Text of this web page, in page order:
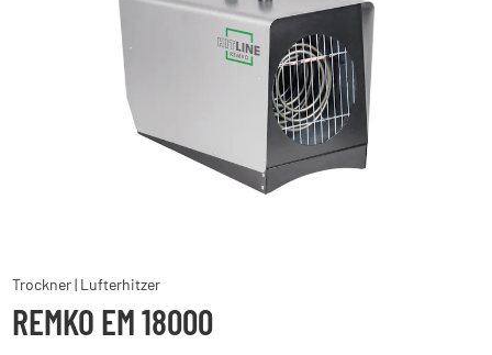
Trockner | Lufterhitzer
REMKO EM 18000